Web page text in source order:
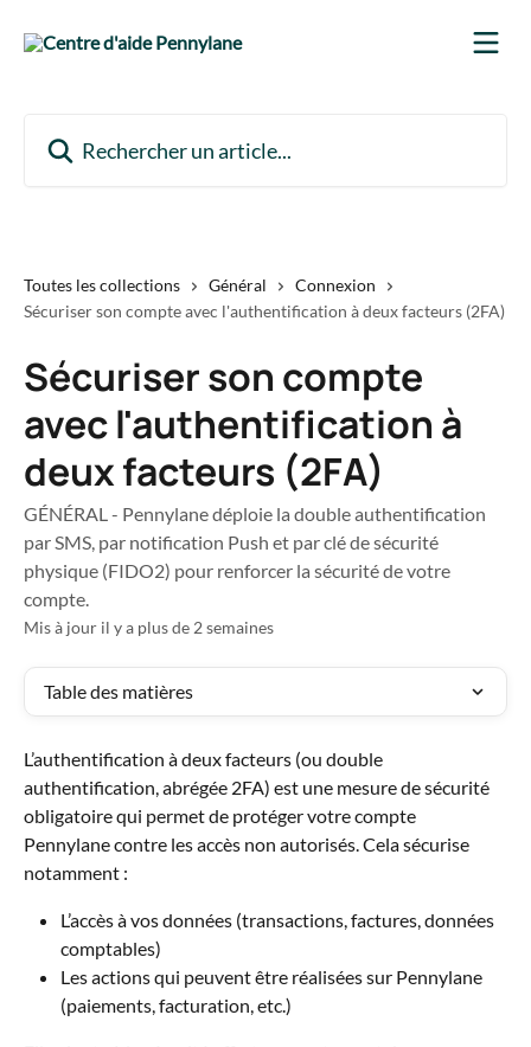
Toutes les collections Général
Connexion
Sécuriser son compte avec l'authentification à deux facteurs (2FA)
Sécuriser son compte
avec l'authentification à
deux facteurs (2FA)
GÉNÉRAL - Pennylane déploie la double authentification
par SMS, par notification Push et par clé de sécurité
physique (FIDO2) pour renforcer la sécurité de votre
compte.
Mis à jour il y a plus de 2 semaines
Table des matières
L’authentification à deux facteurs (ou double
authentification, abrégée 2FA) est une mesure de sécurité
obligatoire qui permet de protéger votre compte
Pennylane contre les accès non autorisés. Cela sécurise
notamment :
L’accès à vos données (transactions, factures, données
comptables)
Les actions qui peuvent être réalisées sur Pennylane
(paiements, facturation, etc.)